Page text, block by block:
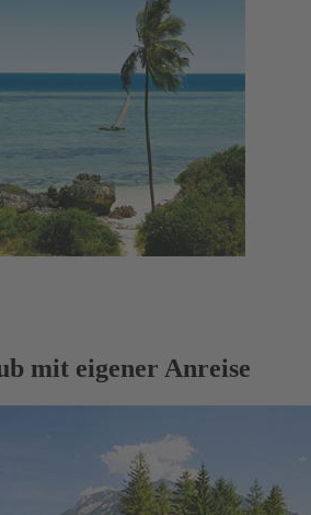
mit eigener Anreise